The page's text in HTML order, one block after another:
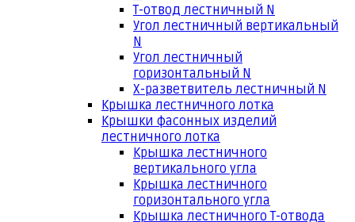
Т-отвод лестничный N
Угол лестничный вертикальный
N
Угол лестничный
горизонтальный N
Х-разветвитель лестничный N
Крышка лестничного лотка
Крышки фасонных изделий
лестничного лотка
Крышка лестничного
вертикального угла
Крышка лестничного
горизонтального угла
Крышка лестничного Т-отвода